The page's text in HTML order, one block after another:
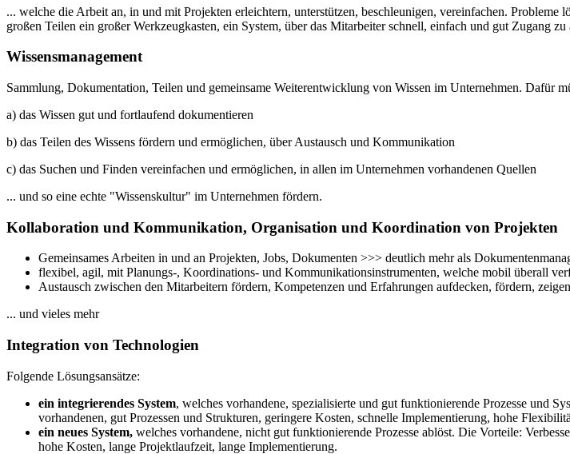
... welche die Arbeit an, in und mit Projekten erleichtern, unterstützen, beschleunigen, vereinfachen.
großen Teilen ein großer Werkzeugkasten, ein System, über das Mitarbeiter schnell, einfach und gut Zugang
Wissensmanagement
Sammlung, Dokumentation, Teilen und gemeinsame Weiterentwicklung von Wissen im Unternehmen. Dafür
a) das Wissen gut und fortlaufend dokumentieren
b) das Teilen des Wissens fördern und ermöglichen, über Austausch und Kommunikation
c) das Suchen und Finden vereinfachen und ermöglichen, in allen im Unternehmen vorhandenen Quellen
... und so eine echte "Wissenskultur" im Unternehmen fördern.
Kollaboration und Kommunikation, Organisation und Koordination von Projekten
Gemeinsames Arbeiten in und an Projekten, Jobs, Dokumenten >>> deutlich mehr als
flexibel, agil, mit Planungs-, Koordinations- und Kommunikationsinstrumenten, welche mobil überall
Austausch zwischen den Mitarbeitern fördern, Kompetenzen und Erfahrungen aufdecken, fördern,
... und vieles mehr
Integration von Technologien
Folgende Lösungsansätze:
ein integrierendes System, welches vorhandene, spezialisierte und gut funktionierende Prozesse und
vorhandenen, gut Prozessen und Strukturen, geringere Kosten, schnelle Implementierung, hohe
ein neues System, welches vorhandene, nicht gut funktionierende Prozesse ablöst. Die Vorteile:
hohe Kosten, lange Projektlaufzeit, lange Implementierung.